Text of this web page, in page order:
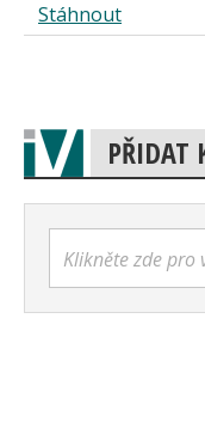
Stáhnout
PŘIDAT
Klikněte zde pro